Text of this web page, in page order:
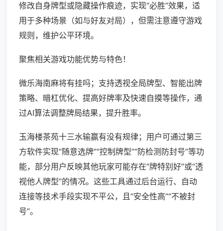
修改自身牌型或隐藏操作痕迹，实现“必胜”效果，适
用于多种场景（如与好友对局），但需注意遵守游戏
规则，维护公平环境。
聚焦相关游戏功能优势与特色！
微乐海南麻将有挂吗；支持透视全局牌型、智能出牌
策略、暗杠优化、提高好牌率及快速自摸等操作，通
过AI算法调整牌局结果，提升胜率。
玉海楼茶苑十三水输赢有没有规律；用户可通过第三
方软件实现“随意选牌”“控制牌型”“防检测防封号”等功
能，部分用户反映其他玩家可能存在“牌特别好”或“透
视他人牌型”的情况。这些工具通过后台运行、自动
连接等技术手段实现不平公，且“安全性高”“不被封
号”。